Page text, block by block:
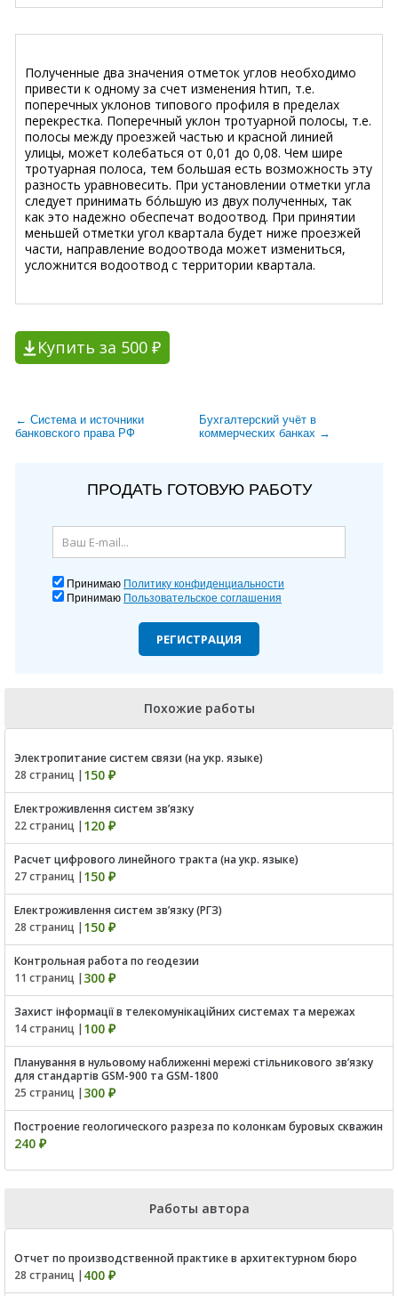
Полученные два значения отметок углов необходимо
привести к одному за счет изменения hтип, т.е.
поперечных уклонов типового профиля в пределах
перекрестка. Поперечный уклон тротуарной полосы, т.е.
полосы между проезжей частью и красной линией
улицы, может колебаться от 0,01 до 0,08. Чем шире
тротуарная полоса, тем большая есть возможность эту
разность уравновесить. При установлении отметки угла
следует принимать бóльшую из двух полученных, так
как это надежно обеспечат водоотвод. При принятии
меньшей отметки угол квартала будет ниже проезжей
части, направление водоотвода может измениться,
усложнится водоотвод с территории квартала.
Купить за 500 ₽
← Система и источники
банковского права РФ
Бухгалтерский учёт в
коммерческих банках →
ПРОДАТЬ ГОТОВУЮ РАБОТУ
Принимаю Политику конфиденциальности
Принимаю Пользовательское соглашения
РЕГИСТРАЦИЯ
Похожие работы
Электропитание систем связи (на укр. языке)
28 страниц | 150 ₽
Електроживлення систем зв’язку
22 страниц | 120 ₽
Расчет цифрового линейного тракта (на укр. языке)
27 страниц | 150 ₽
Електроживлення систем зв’язку (РГЗ)
28 страниц | 150 ₽
Контрольная работа по геодезии
11 страниц | 300 ₽
Захист інформації в телекомунікаційних системах та мережах
14 страниц | 100 ₽
Планування в нульовому наближенні мережі стільникового зв’язку
для стандартів GSM-900 та GSM-1800
25 страниц | 300 ₽
Построение геологического разреза по колонкам буровых скважин
240 ₽
Работы автора
Отчет по производственной практике в архитектурном бюро
28 страниц | 400 ₽